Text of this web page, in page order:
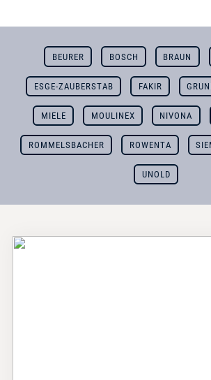
BEURER BOSCH BRAUN
ESGE-ZAUBERSTAB FAKIR
MIELE MOULINEX NIVONA
ROMMELSBACHER ROWENTA
UNOLD